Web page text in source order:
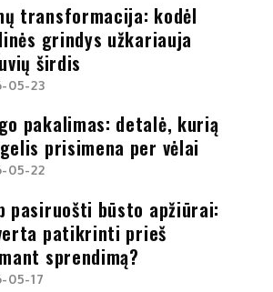
transformacija: kodėl
grindys užkariauja
širdis
05-23
pakalimas: detalė, kurią
prisimena per vėlai
05-22
pasiruošti būsto apžiūrai:
patikrinti prieš
sprendimą?
05-17